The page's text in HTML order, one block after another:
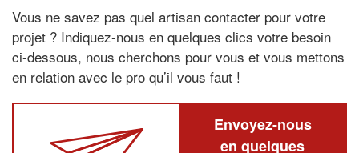
Vous ne savez pas quel artisan contacter pour votre
projet ? Indiquez-nous en quelques clics votre besoin
ci-dessous, nous cherchons pour vous et vous mettons
en relation avec le pro qu’il vous faut !
Envoyez-nous
en quelques